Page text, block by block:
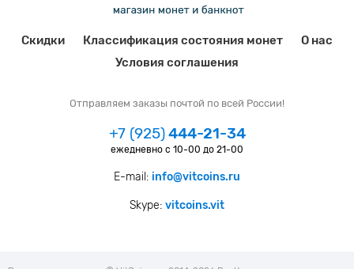
Скидки Классификация состояния монет
О нас
Условия соглашения
Отправляем заказы почтой по всей России!
+7 (925)444-21-34
ежедневно с 10-00 до 21-00
E-mail: info@vitcoins.ru
Skype: vitcoins.vit